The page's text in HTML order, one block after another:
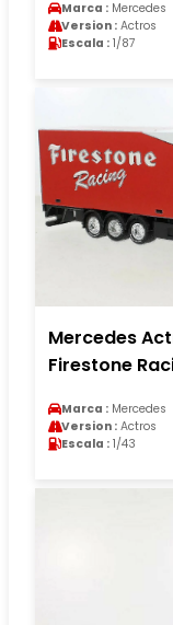
Marca : Mercedes
Version : Actros
Escala : 1/87
Mercedes
Firestone
Marca : Mercedes
Version : Actros
Escala : 1/43